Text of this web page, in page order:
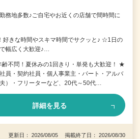
地多数♪ご自宅やお近くの店舗で間時間に
好きな時間やスキマ時間でサクッと♪ ☆1日の
幅広く大歓迎♪…
齢不問！夏休みの1回きり・単発も大歓迎！ ★
員・契約社員・個人事業主・パート・アルバ
）・フリーターなど、20代～50代…
詳細を見る
更新日： 2026/08/05 掲載終了日： 2026/08/30